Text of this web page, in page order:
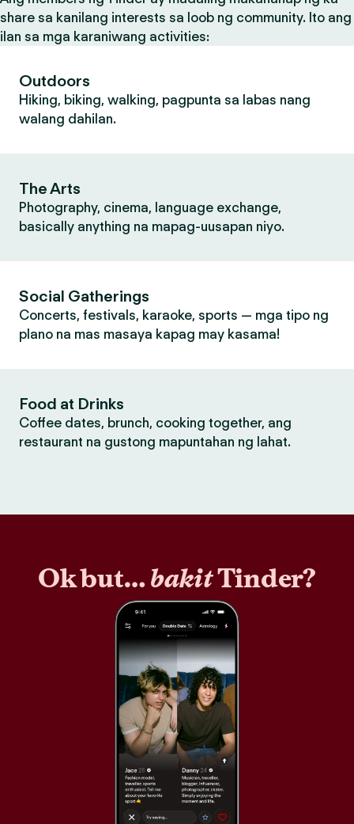
share sa kanilang interests sa loob ng community. Ito ang
ilan sa mga karaniwang activities:
Outdoors
Hiking, biking, walking, pagpunta sa labas nang
walang dahilan.
The Arts
Photography, cinema, language exchange,
basically anything na mapag-uusapan niyo.
Social Gatherings
Concerts, festivals, karaoke, sports — mga tipo ng
plano na mas masaya kapag may kasama!
Food at Drinks
Coffee dates, brunch, cooking together, ang
restaurant na gustong mapuntahan ng lahat.
Ok but…bakitTinder?